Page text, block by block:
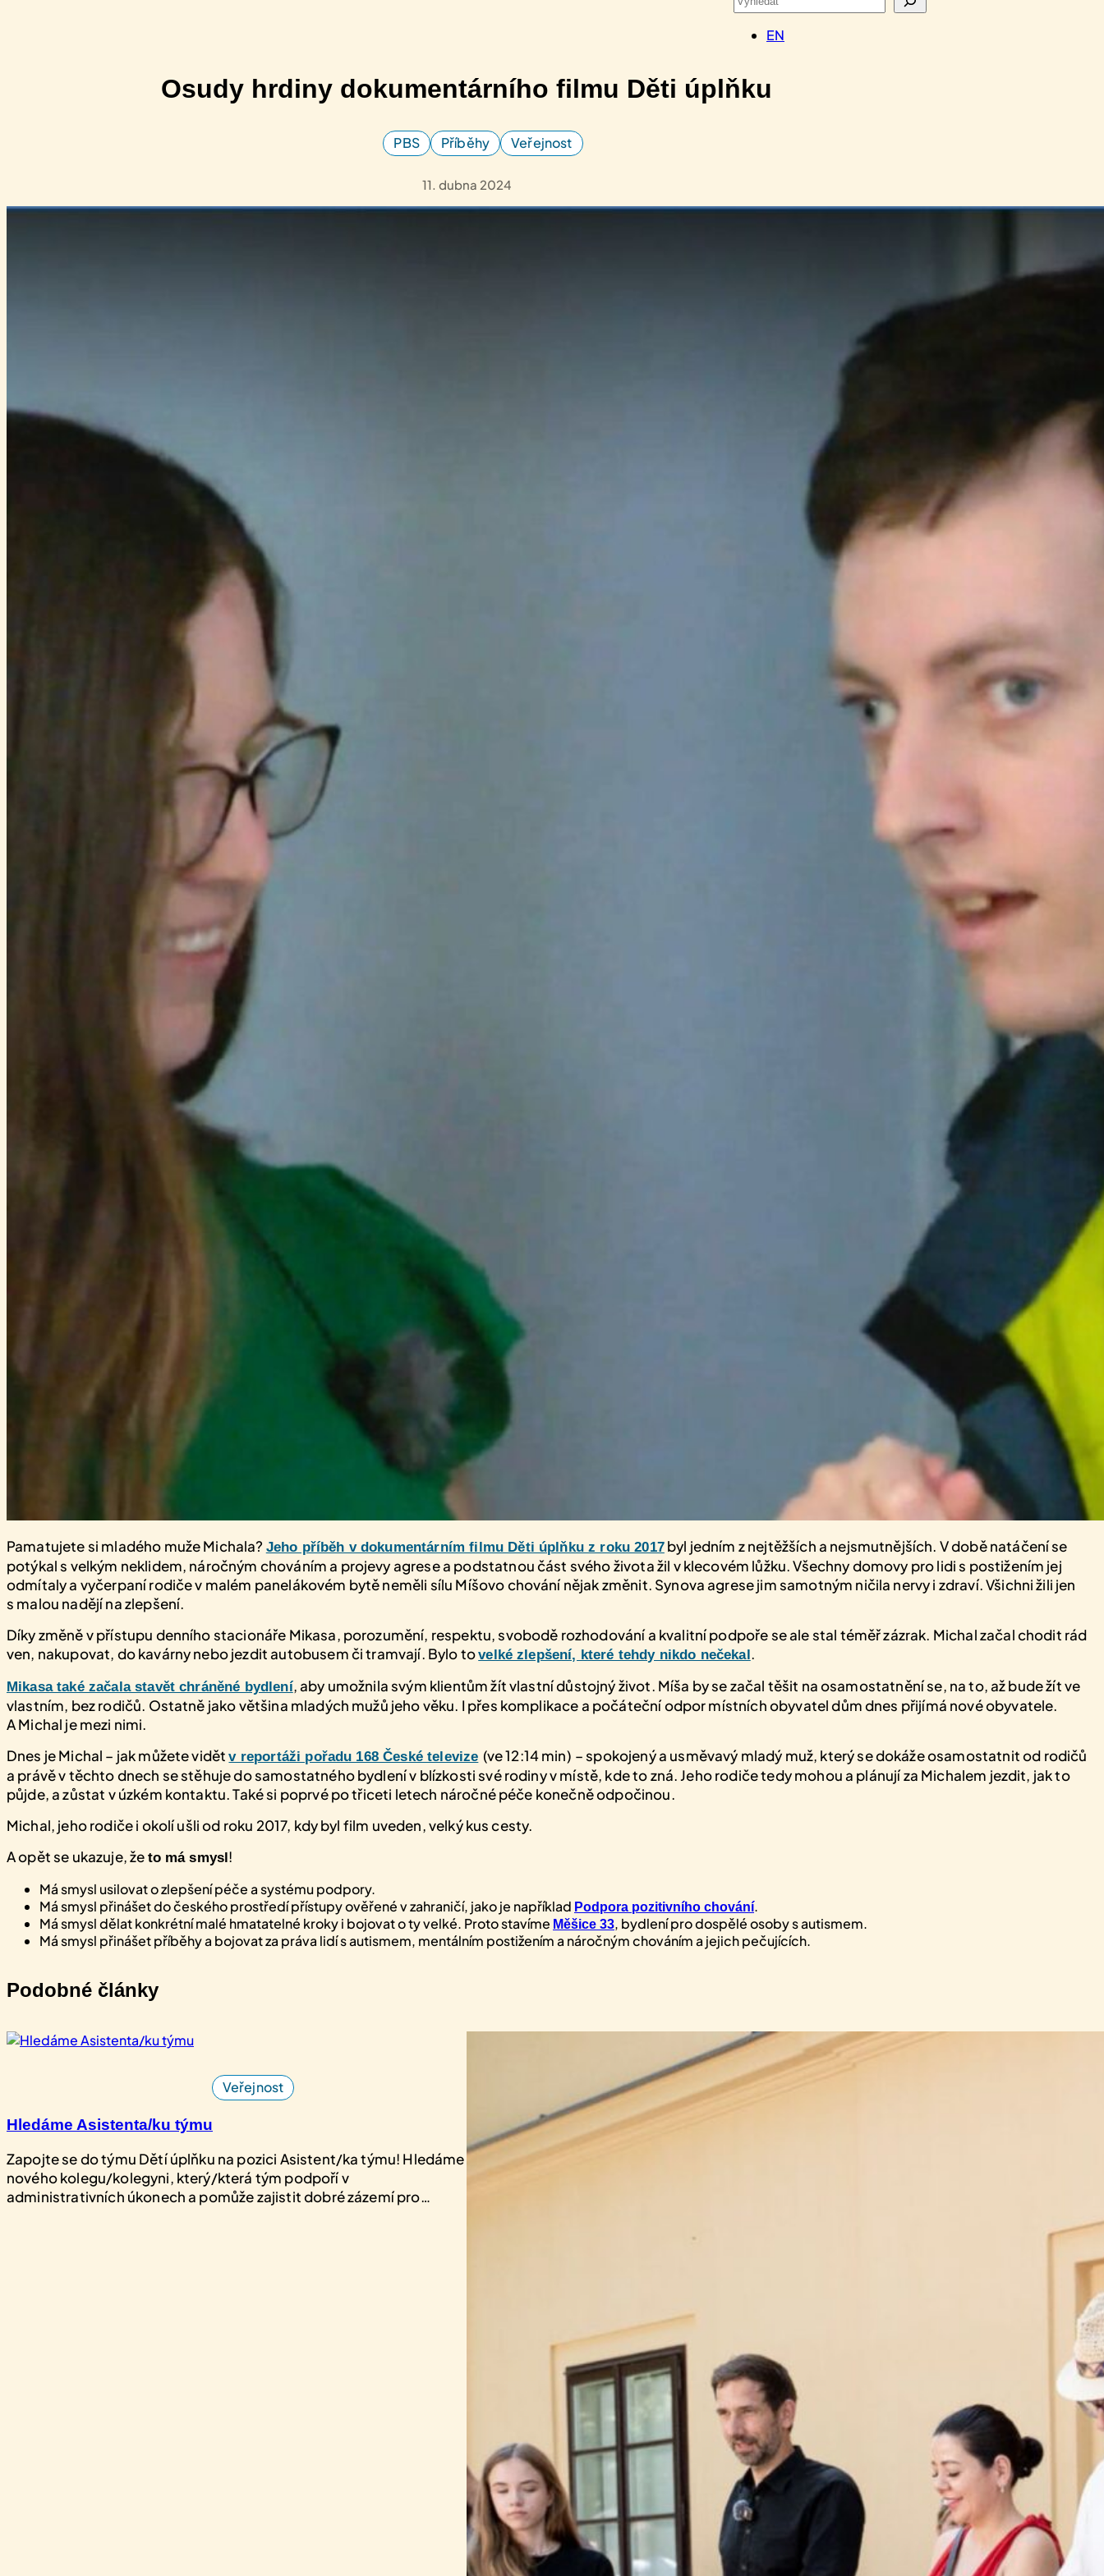
EN
Osudy hrdiny dokumentárního filmu Děti úplňku
PBS Příběhy Veřejnost
11. dubna 2024
Pamatujete si mladého muže Michala? Jeho příběh v dokumentárním filmu Děti úplňku z roku 2017byl jedním z nejtěžších a nejsmutnějších. V době natáčení se
potýkal s velkým neklidem, náročným chováním a projevy agrese a podstatnou část svého života žil v klecovém lůžku. Všechny domovy pro lidi s postižením jej
odmítaly a vyčerpaní rodiče v malém panelákovém bytě neměli sílu Míšovo chování nějak změnit. Synova agrese jim samotným ničila nervy i zdraví. Všichni žili jen
s malou nadějí na zlepšení.
Díky změně v přístupu denního stacionáře Mikasa, porozumění, respektu, svobodě rozhodování a kvalitní podpoře se ale stal téměř zázrak. Michal začal chodit rád
ven, nakupovat, do kavárny nebo jezdit autobusem či tramvají. Bylo tovelké zlepšení, které tehdy nikdo nečekal .
Mikasa také začala stavět chráněné bydlení, aby umožnila svým klientům žít vlastní důstojný život. Míša by se začal těšit na osamostatnění se, na to, až bude žít ve
vlastním, bez rodičů. Ostatně jako většina mladých mužů jeho věku. I přes komplikace a počáteční odpor místních obyvatel dům dnes přijímá nové obyvatele.
A Michal je mezi nimi.
Dnes je Michal – jak můžete vidětv reportáži pořadu 168 České televize (ve 12:14 min) – spokojený a usměvavý mladý muž, který se dokáže osamostatnit od rodičů
a právě v těchto dnech se stěhuje do samostatného bydlení v blízkosti své rodiny v místě, kde to zná. Jeho rodiče tedy mohou a plánují za Michalem jezdit, jak to
půjde, a zůstat v úzkém kontaktu. Také si poprvé po třiceti letech náročné péče konečně odpočinou.
Michal, jeho rodiče i okolí ušli od roku 2017, kdy byl film uveden, velký kus cesty.
A opět se ukazuje, že to má smysl !
Má smysl usilovat o zlepšení péče a systému podpory.
Má smysl přinášet do českého prostředí přístupy ověřené v zahraničí, jako je například Podpora pozitivního chování.
Má smysl dělat konkrétní malé hmatatelné kroky i bojovat o ty velké. Proto stavíme Měšice 33, bydlení pro dospělé osoby s autismem.
Má smysl přinášet příběhy a bojovat za práva lidí s autismem, mentálním postižením a náročným chováním a jejich pečujících.
Podobné články
Veřejnost
Hledáme Asistenta/ku týmu
Zapojte se do týmu Dětí úplňku na pozici Asistent/ka týmu! Hledáme
nového kolegu/kolegyni, který/která tým podpoří v
administrativních úkonech a pomůže zajistit dobré zázemí pro…